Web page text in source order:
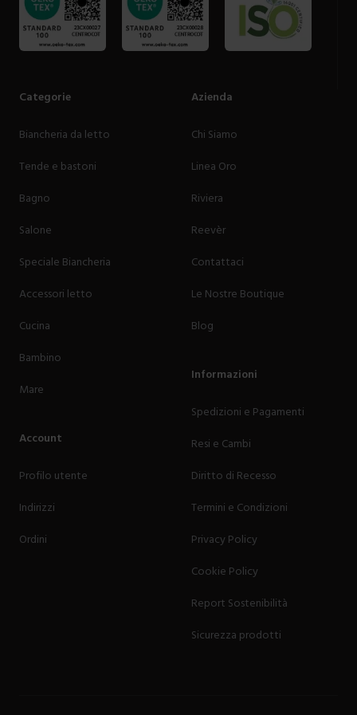
Categorie
Biancheria da letto
Tende e bastoni
Bagno
Salone
Speciale Biancheria
Accessori letto
Cucina
Bambino
Mare
Account
Profilo utente
Indirizzi
Ordini
Azienda
Chi Siamo
Linea Oro
Riviera
Reevèr
Contattaci
Le Nostre Boutique
Blog
Informazioni
Spedizioni e Pagamenti
Resi e Cambi
Diritto di Recesso
Termini e Condizioni
Privacy Policy
Cookie Policy
Report Sostenibilità
Sicurezza prodotti